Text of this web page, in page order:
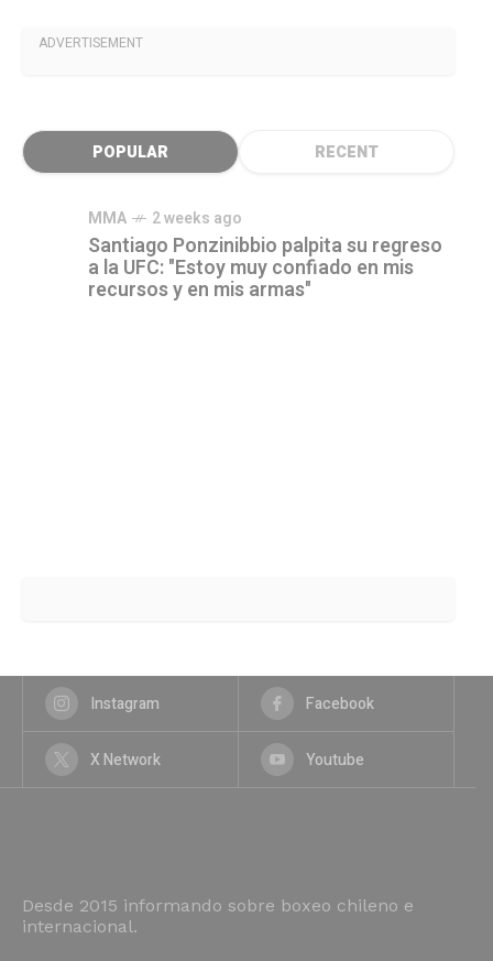
ADVERTISEMENT
POPULAR RECENT
MMA 2 weeks ago
Santiago Ponzinibbio palpita su regreso
a la UFC: "Estoy muy confiado en mis
recursos y en mis armas"
Instagram Facebook
X Network Youtube
Desde 2015 informando sobre boxeo chileno e
internacional.